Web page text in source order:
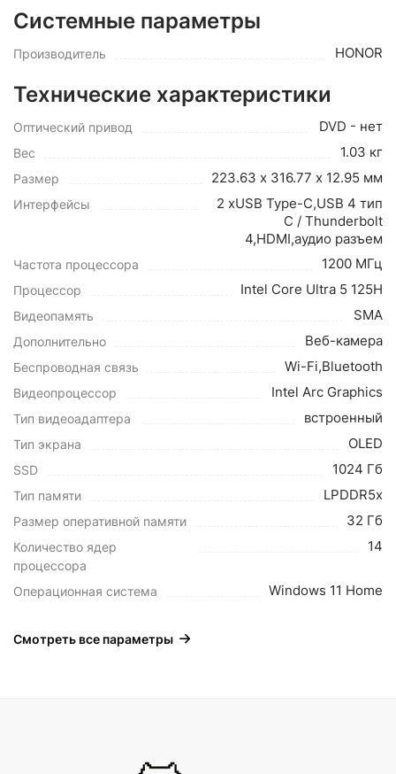
Системные параметры
Производитель HONOR
Технические характеристики
Оптический привод DVD - нет
Вес 1.03 кг
Размер 223.63 х 316.77 х 12.95 мм
Интерфейсы
2 xUSB Type-С,USB 4 тип
C / Thunderbolt
4,HDMI,аудио разъем
Частота процессора 1200 МГц
Процессор Intel Core Ultra 5 125H
Видеопамять SMA
Дополнительно Веб-камера
Беспроводная связь Wi-Fi,Bluetooth
Видеопроцессор Intel Arc Graphics
Тип видеоадаптера встроенный
Тип экрана OLED
SSD 1024 Гб
Тип памяти LPDDR5x
Размер оперативной памяти 32 Гб
Количество ядер
процессора
14
Операционная система Windows 11 Home
Смотреть все параметры